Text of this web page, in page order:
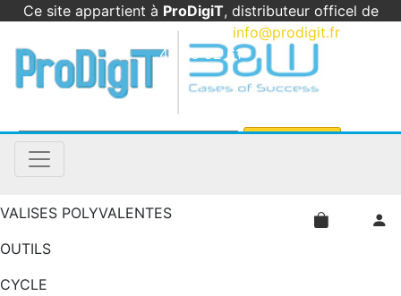
Ce site appartient à ProDigiT, distributeur officel de
B&W International en France
info@prodigit.fr
46 05 92 61
VALISES POLYVALENTES
OUTILS
CYCLE